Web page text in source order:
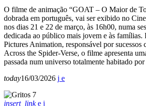
O filme de animação “GOAT – O Maior de
dobrada em português, vai ser exibido no
nos dias 21 e 22 de março, às 16h00, numa
dedicada ao público mais jovem e às
Pictures Animation, responsável por sucessos
Across the Spider-Verse, o filme apresenta
passada num universo totalmente habitado
today16/03/2026
insert_link